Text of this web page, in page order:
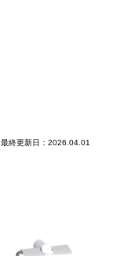
最終更新日：2026.04.01